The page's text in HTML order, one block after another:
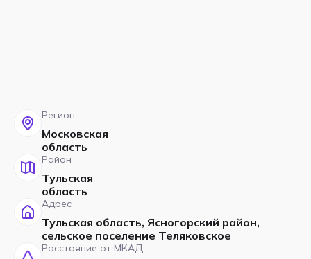
Регион
Московская
область
Район
Тульская
область
Адрес
Тульская область, Ясногорский район,
сельское поселение Теляковское
Расстояние от МКАД